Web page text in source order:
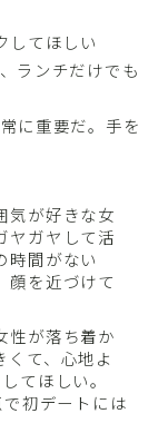
してほしい
ランチだけでも
に重要だ。手を
気が好きな女
ヤガヤして活
時間がない
顔を近づけて
性が落ち着か
て、心地よ
てほしい。
で初デートには